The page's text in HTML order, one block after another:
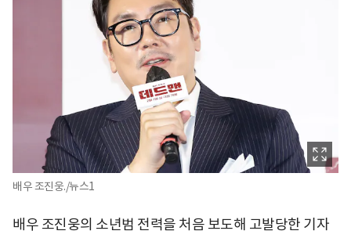
배우 조진웅./뉴스1
배우 조진웅의 소년범 전력을 처음 보도해 고발당한 기자